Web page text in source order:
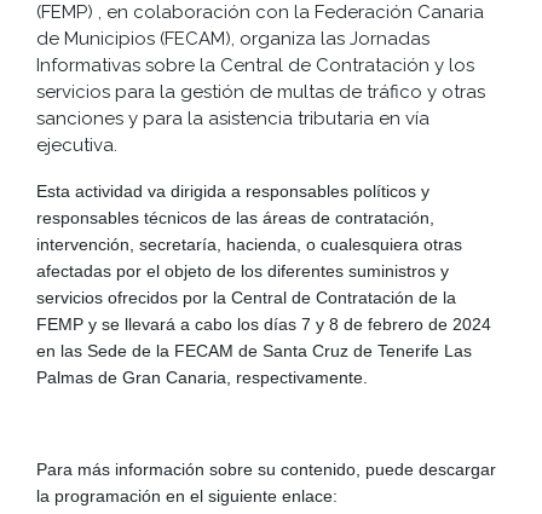
(FEMP) , en colaboración con la Federación Canaria
de Municipios (FECAM), organiza las Jornadas
Informativas sobre la Central de Contratación y los
servicios para la gestión de multas de tráfico y otras
sanciones y para la asistencia tributaria en vía
ejecutiva.
Esta actividad va dirigida a responsables políticos y
responsables técnicos de las áreas de contratación,
intervención, secretaría, hacienda, o cualesquiera otras
afectadas por el objeto de los diferentes suministros y
servicios ofrecidos por la Central de Contratación de la
FEMP y se llevará a cabo los días 7 y 8 de febrero de 2024
en las Sede de la FECAM de Santa Cruz de Tenerife Las
Palmas de Gran Canaria, respectivamente.
Para más información sobre su contenido, puede descargar
la programación en el siguiente enlace: